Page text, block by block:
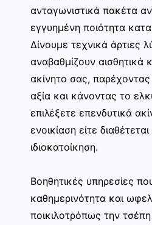
ανταγωνιστικά πακέτα
εγγυημένη ποιότητα
Δίνουμε τεχνικά άρτιες
αναβαθμίζουν αισθητικά
ακίνητο σας,
αξία και κάνοντας το
επιλέξετε επενδυτικά
ενοικίαση είτε
ιδιοκατοίκηση.
Βοηθητικές υπηρεσίες
καθημερινότητα και
ποικιλοτρόπως την